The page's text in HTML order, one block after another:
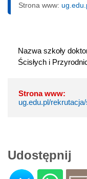
Strona www:
Nazwa szkoły
Ścisłych i
Strona www:
ug.edu.pl/
Udostępnij